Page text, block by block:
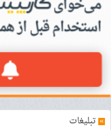
» تبلیغات